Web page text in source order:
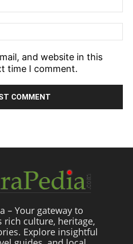
and website in this
time I comment.
– Your gateway to
rich culture, heritage,
Explore insightful